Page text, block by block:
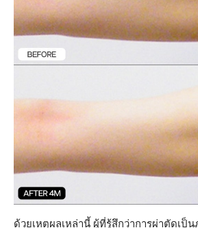
ด้วยเหตุผลเหล่านี้ ผู้ที่รู้สึกว่าการผ่าตัดเป็